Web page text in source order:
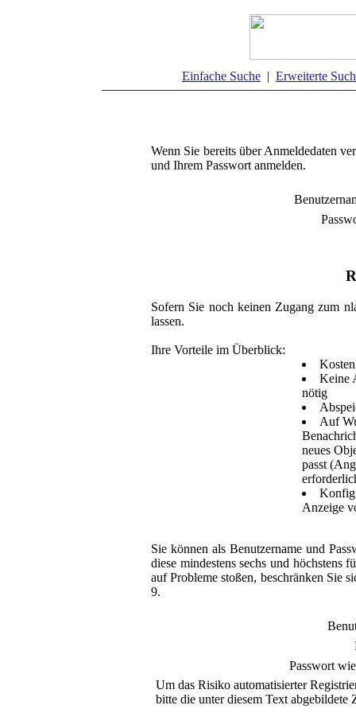
Einfache Suche | Erweiterte
Wenn Sie bereits über Anmeldedaten
und Ihrem Passwort anmelden.
Sofern Sie noch keinen Zugang zum
lassen.
Ihre Vorteile im Überblick:
Keine
nötig
Auf
neues
passt
Anzeige
Sie können als Benutzername und
diese mindestens sechs und
auf Probleme stoßen, beschränken Sie
9.
Passwort
Um das Risiko automatisierter
bitte die unter diesem Text abgebildete